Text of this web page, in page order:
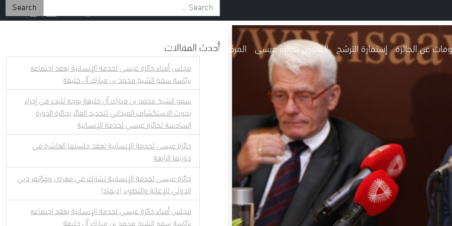
عن الجائزة إستمارة الترشح الفائزون بجائزة عيسى المركز الإعلامي إستكشف
أحدث المقالات
مجلس أمناء جائزة عيسى لخدمة الإنسانية يعقد اجتماعه
برئاسة سمو الشيخ محمد بن مبارك آل خليفة
سمو الشيخ محمد بن مبارك آل خليفة يوجه للبدء في إجراء
بحوث الاستكشاف الميداني لتحديد الفائز بجائزة الدورة
السادسة لجائزة عيسى لخدمة الإنسانية
جائزة عيسى لخدمة الإنسانية تعقد جلستها العاشرة في
دورتها الرابعة
جائزة عيسى لخدمة الإنسانية تشارك في معرض ومؤتمر دبي
الدولي للإغاثة والتطوير (ديهاد)
مجلس أمناء جائزة عيسى لخدمة الإنسانية يعقد اجتماعه
برئاسة سمو الشيخ محمد بن مبارك آل خليفة